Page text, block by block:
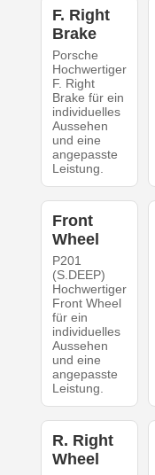
F. Right
Brake
Porsche
Hochwertiger
F. Right
Brake für ein
individuelles
Aussehen
und eine
angepasste
Leistung.
Front
Wheel
P201
(S.DEEP)
Hochwertiger
Front Wheel
für ein
individuelles
Aussehen
und eine
angepasste
Leistung.
R. Right
Wheel